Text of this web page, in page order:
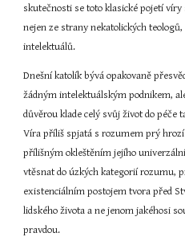
skutečnosti se toto klasické pojetí
nejen ze strany nekatolických
intelektuálů.
Dnešní katolík bývá opakovaně
žádným intelektuálským podnikem,
důvěrou klade celý svůj život do péče
Víra příliš spjatá s rozumem prý
přílišným okleštěním jejího
vtěsnat do úzkých kategorií rozumu,
existenciálním postojem tvora před
lidského života a ne jenom jakéhosi
pravdou.